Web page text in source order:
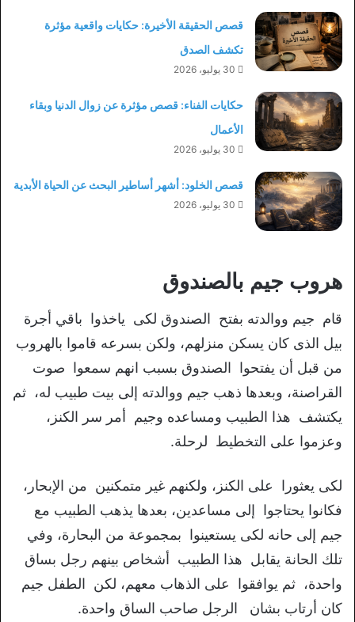
قصص الحقيقة الأخيرة: حكايات واقعية مؤثرة
تكشف الصدق
30 يوليو، 2026
حكايات الفناء: قصص مؤثرة عن زوال الدنيا وبقاء
الأعمال
30 يوليو، 2026
قصص الخلود: أشهر أساطير البحث عن الحياة الأبدية
30 يوليو، 2026
هروب جيم بالصندوق
قام جيم ووالدته بفتح الصندوق لكى ياخذوا باقي أجرة
بيل الذى كان يسكن منزلهم، ولكن بسرعه قاموا بالهروب
من قبل أن يفتحوا الصندوق بسبب انهم سمعوا صوت
القراصنة، وبعدها ذهب جيم ووالدته إلى بيت طبيب له، ثم
يكتشف هذا الطبيب ومساعده وجيم أمر سر الكنز،
وعزموا على التخطيط لرحلة.
لكى يعثورا على الكنز، ولكنهم غير متمكنين من الإبحار،
فكانوا يحتاجوا إلى مساعدين، بعدها يذهب الطبيب مع
جيم إلى حانه لكى يستعينوا بمجموعة من البحارة، وفي
تلك الحانة يقابل هذا الطبيب أشخاص بينهم رجل بساق
واحدة، ثم يوافقوا على الذهاب معهم، لكن الطفل جيم
كان أرتاب بشان الرجل صاحب الساق واحدة.